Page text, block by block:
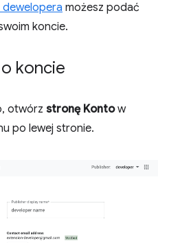
możesz podać
koncie.
koncie
otwórz stronę Kontow
po lewej stronie.